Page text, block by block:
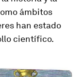
ámbitos
han estado
científico.